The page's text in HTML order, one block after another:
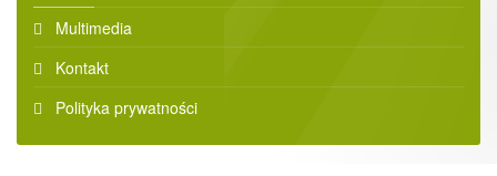
Multimedia
Kontakt
Polityka prywatności